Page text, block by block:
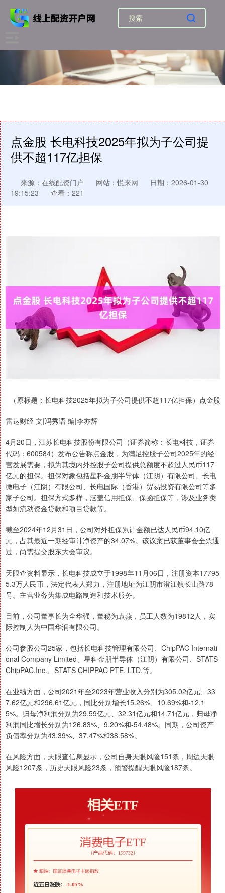
点金股 长电科技2025年拟为子公司提
供不超117亿担保
来源：在线配资门户 网站：悦来网
日期：2026-01-30
19:15:23
查看：221
（原标题：长电科技2025年拟为子公司提供不超117亿担保）点金股
雷达财经 文|冯秀语 编|李亦辉
4月20日，江苏长电科技股份有限公司（证券简称：长电科技，证券
代码：600584）发布公告称点金股，为满足控股子公司2025年的经
营发展需要，拟为其境内外控股子公司提供总额度不超过人民币117
亿元的担保。担保对象包括星科金朋半导体（江阴）有限公司、长电
微电子（江阴）有限公司、长电国际（香港）贸易投资有限公司等多
家子公司。担保方式多样，涵盖信用担保、保函担保等，涉及业务类
型如流动资金贷款和项目贷款等。
截至2024年12月31日，公司对外担保累计金额已达人民币94.10亿
元，占其最近一期经审计净资产的34.07%。该议案已获董事会全票通
过，尚需提交股东大会审议。
天眼查资料显示，长电科技成立于1998年11月06日，注册资本17795
5.3万人民币，法定代表人郑力，注册地址为江阴市澄江镇长山路78
号。主营业务为集成电路制造和技术服务。
目前，公司董事长为全华强，董秘为袁燕，员工人数为19812人，实
际控制人为中国华润有限公司。
公司参股公司25家，包括长电科技管理有限公司、ChipPAC Internati
onal Company Limited、星科金朋半导体（江阴）有限公司、STATS
ChipPAC,Inc.、STATS CHIPPAC PTE. LTD.等。
在业绩方面，公司2021年至2023年营业收入分别为305.02亿元、33
7.62亿元和296.61亿元，同比分别增长15.26%、10.69%和-12.1
5%。归母净利润分别为29.59亿元、32.31亿元和14.71亿元，归母净
利润同比增长分别为126.83%、9.20%和-54.48%。同期，公司资产
负债率分别为43.39%、37.47%和38.58%。
在风险方面，天眼查信息显示，公司自身天眼风险151条，周边天眼
风险1207条，历史天眼风险23条，预警提醒天眼风险187条。